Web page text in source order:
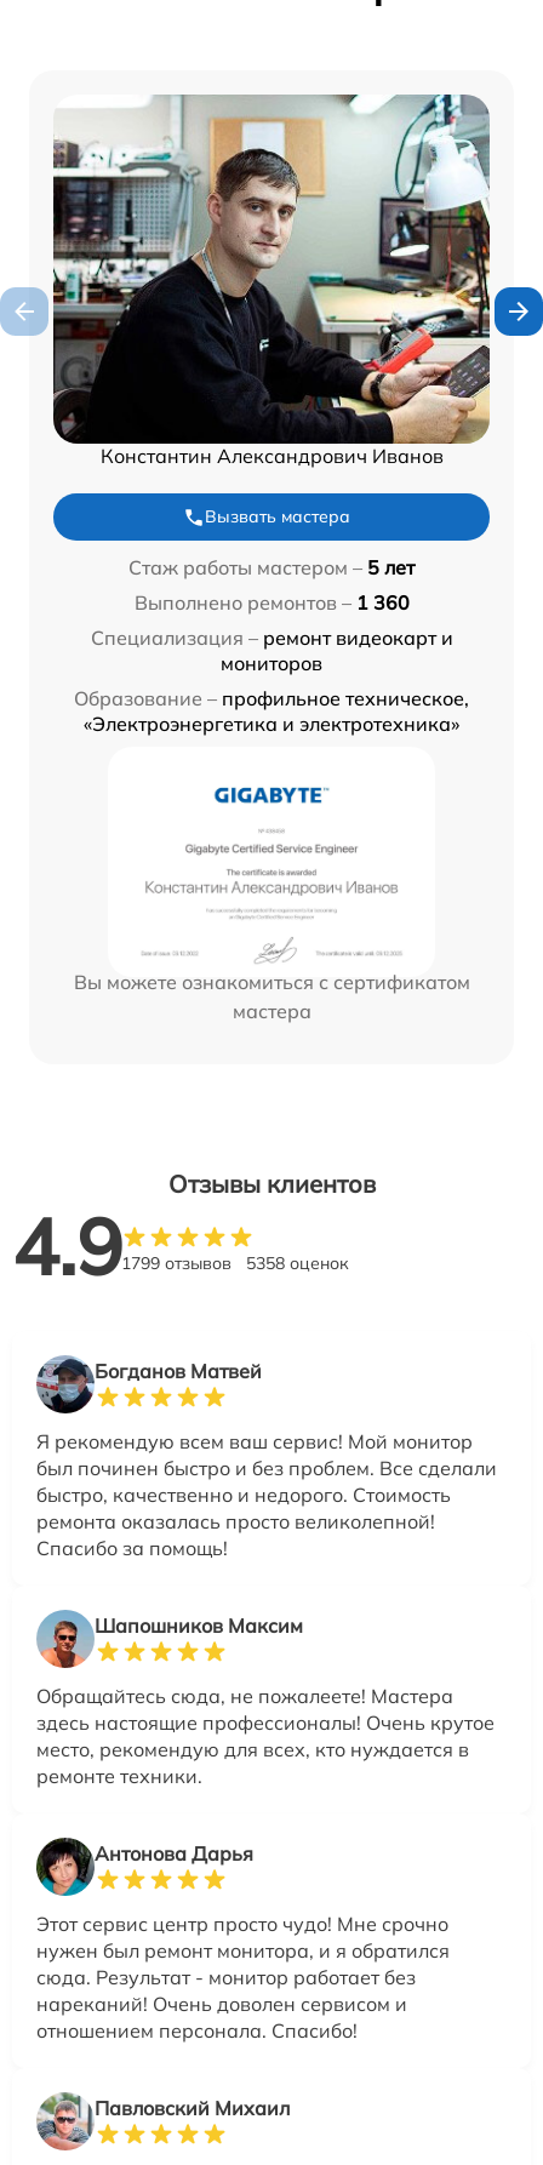
Константин Александрович Иванов
Вызвать мастера
Стаж работы мастером – 5 лет
Выполнено ремонтов – 1 360
Специализация – ремонт видеокарт и
мониторов
Образование – профильное техническое,
«Электроэнергетика и электротехника»
Вы можете ознакомиться с сертификатом
мастера
Отзывы клиентов
4.91799 отзывов 5358 оценок
Богданов Матвей
Я рекомендую всем ваш сервис! Мой монитор
был починен быстро и без проблем. Все сделали
быстро, качественно и недорого. Стоимость
ремонта оказалась просто великолепной!
Спасибо за помощь!
Шапошников Максим
Обращайтесь сюда, не пожалеете! Мастера
здесь настоящие профессионалы! Очень крутое
место, рекомендую для всех, кто нуждается в
ремонте техники.
Антонова Дарья
Этот сервис центр просто чудо! Мне срочно
нужен был ремонт монитора, и я обратился
сюда. Результат - монитор работает без
нареканий! Очень доволен сервисом и
отношением персонала. Спасибо!
Павловский Михаил